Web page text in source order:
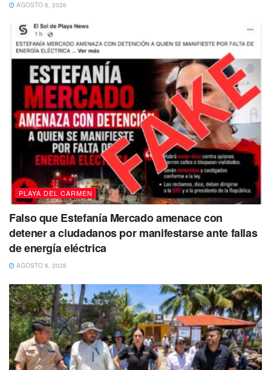
AGOSTO 6, 2026
PLAYA DEL CARMEN
Falso que Estefanía Mercado amenace con
detener a ciudadanos por manifestarse ante fallas
de energía eléctrica
AGOSTO 6, 2026